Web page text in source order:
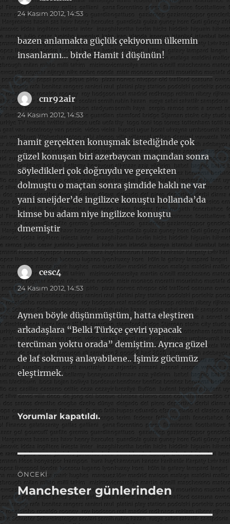
ki:
24 Kasım 2012, 14:53
bazen anlamakta güçlük çekiyorum ülkemin
insanlarını… birde Hamit i düşünün!
cnr92airdedi
ki:
24 Kasım 2012, 14:53
hamit gerçekten konuşmak istediğinde çok
güzel konuşan biri azerbaycan maçından sonra
söyledikleri çok doğruydu ve gerçekten
dolmuştu o maçtan sonra şimdide haklı ne var
yani sneijder’de ingilizce konuştu hollanda’da
kimse bu adam niye ingilizce konuştu
dmemiştir
cesc4dedi
ki:
24 Kasım 2012, 14:53
Aynen böyle düşünmüştüm, hatta eleştiren
arkadaşlara “Belki Türkçe çeviri yapacak
tercüman yoktu orada” demiştim. Ayrıca güzel
de laf sokmuş anlayabilene.. İşimiz gücümüz
eleştirmek.
Yorumlar kapatıldı.
Yazı
gezinmesi
ÖNCEKI
Önceki
yazı:
Manchester günlerinden